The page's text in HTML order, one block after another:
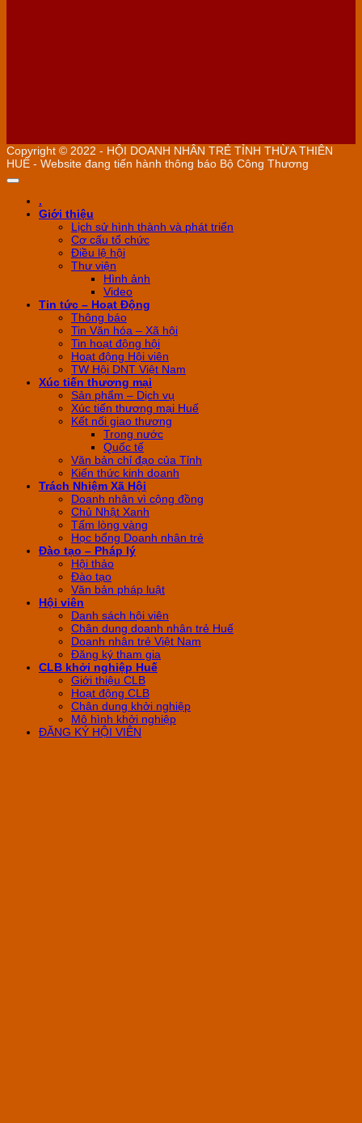
Copyright © 2022 - HỘI DOANH NHÂN TRẺ TỈNH THỪA THIÊN
HUẾ - Website đang tiến hành thông báo Bộ Công Thương
.
Giới thiệu
Lịch sử hình thành và phát triển
Cơ cấu tổ chức
Điều lệ hội
Thư viện
Hình ảnh
Video
Tin tức – Hoạt Động
Thông báo
Tin Văn hóa – Xã hội
Tin hoạt động hội
Hoạt động Hội viên
TW Hội DNT Việt Nam
Xúc tiến thương mại
Sản phẩm – Dịch vụ
Xúc tiến thương mại Huế
Kết nối giao thương
Trong nước
Quốc tế
Văn bản chỉ đạo của Tỉnh
Kiến thức kinh doanh
Trách Nhiệm Xã Hội
Doanh nhân vì cộng đồng
Chủ Nhật Xanh
Tấm lòng vàng
Học bổng Doanh nhân trẻ
Đào tạo – Pháp lý
Hội thảo
Đào tạo
Văn bản pháp luật
Hội viên
Danh sách hội viên
Chân dung doanh nhân trẻ Huế
Doanh nhân trẻ Việt Nam
Đăng ký tham gia
CLB khởi nghiệp Huế
Giới thiệu CLB
Hoạt động CLB
Chân dung khởi nghiệp
Mô hình khởi nghiệp
ĐĂNG KÝ HỘI VIÊN